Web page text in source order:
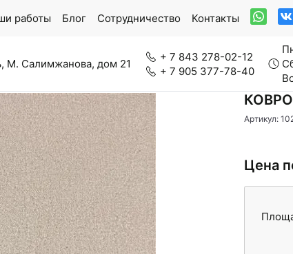
работы Блог Сотрудничество Контакты
М. Салимжанова, дом 21
+ 7 843 278-02-12
+ 7 905 377-78-40
доска
каменный ламинат Паркетная
Артикул:
Цена